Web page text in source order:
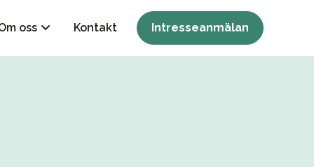
oss Kontakt Intresseanmälan